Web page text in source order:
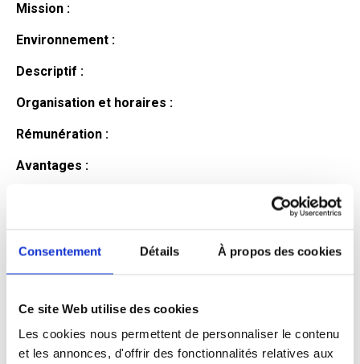
Consentement Détails À propos des cookies
Ce site Web utilise des cookies
Les cookies nous permettent de personnaliser le contenu
et les annonces, d'offrir des fonctionnalités relatives aux
Mission :
Environnement :
Descriptif :
Organisation et horaires :
Rémunération :
Avantages :
candidat
Qualifications et diplômes :
Profil recherché :